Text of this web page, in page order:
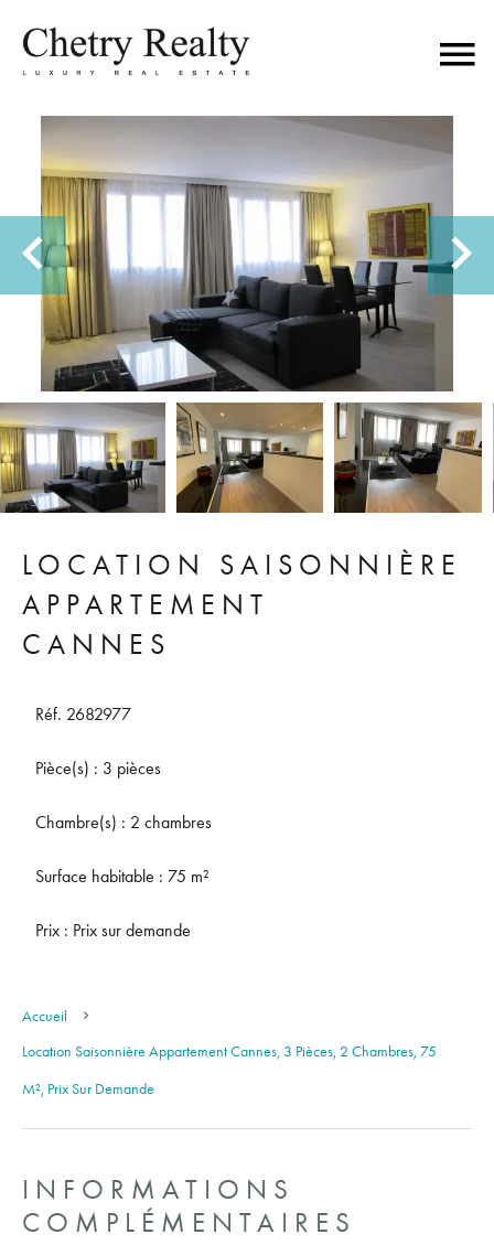
LOCATION SAISONNIÈRE
APPARTEMENT
CANNES
Réf. 2682977
Pièce(s) : 3 pièces
Chambre(s) : 2 chambres
Surface habitable : 75 m²
Prix : Prix sur demande
Accueil
Location Saisonnière Appartement Cannes, 3 Pièces, 2 Chambres, 75
M², Prix Sur Demande
INFORMATIONS
COMPLÉMENTAIRES